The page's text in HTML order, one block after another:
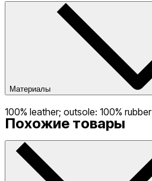
Материалы
100% leather; outsole: 100% rubber
Похожие товары